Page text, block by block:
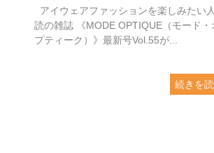
アイウェアファッションを楽しみたい
読の雑誌 《MODE OPTIQUE（モード・
プティーク）》最新号Vol.55が...
続きを